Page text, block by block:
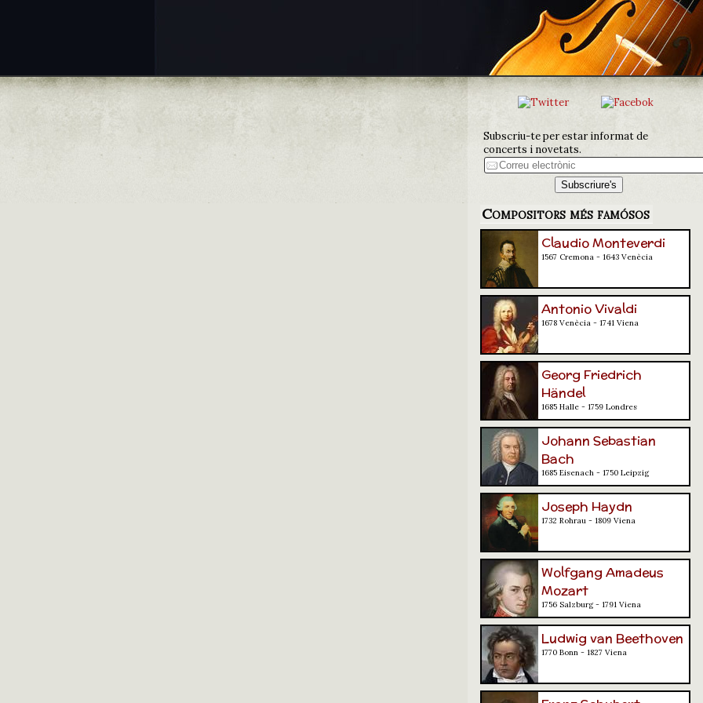
Subscriu-te per estar informat de
concerts i novetats.
Compositors més famósos
Claudio Monteverdi
1567 Cremona - 1643 Venècia
Antonio Vivaldi
1678 Venècia - 1741 Viena
Georg Friedrich
Händel
1685 Halle - 1759 Londres
Johann Sebastian
Bach
1685 Eisenach - 1750 Leipzig
Joseph Haydn
1732 Rohrau - 1809 Viena
Wolfgang Amadeus
Mozart
1756 Salzburg - 1791 Viena
Ludwig van Beethoven
1770 Bonn - 1827 Viena